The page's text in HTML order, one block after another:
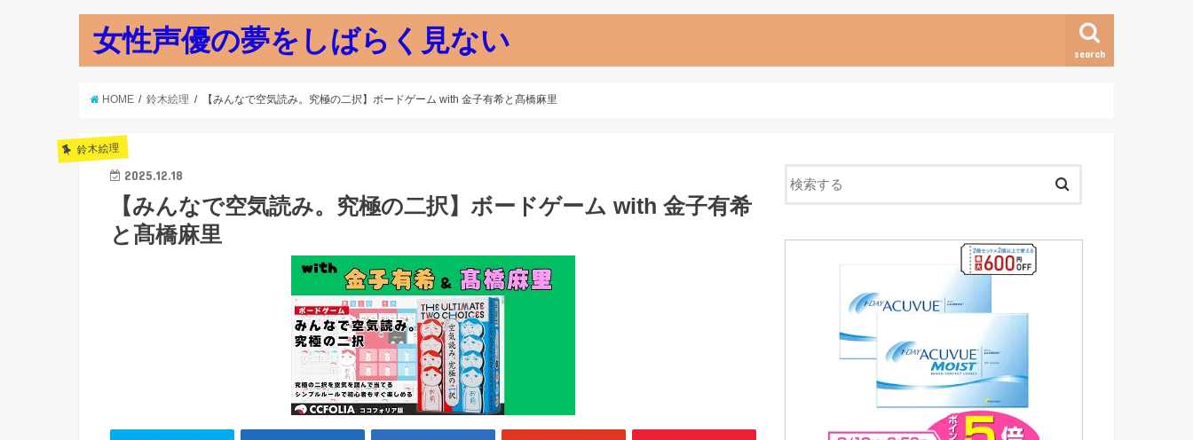
女性声優の夢をしばらく見ない search
HOME 鈴木絵理 【みんなで空気読み。究極の二択】ボードゲーム with 金子有希と髙橋麻里
鈴木絵理
2025.12.18
【みんなで空気読み。究極の二択】ボードゲーム with 金子有希
と髙橋麻里